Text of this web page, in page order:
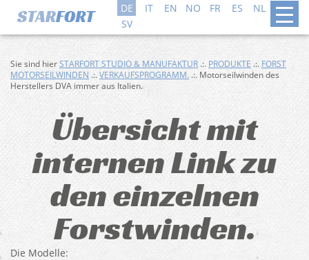
DE IT EN NO FR ES NL
DA
SV
Sie sind hierSTARFORT STUDIO & MANUFAKTUR .:. PRODUKTE .:. FORST
MOTORSEILWINDEN .:.VERKAUFSPROGRAMM. .:. Motorseilwinden des
Herstellers DVA immer aus Italien.
Übersicht mit
internen Link zu
den einzelnen
Forstwinden.
Die Modelle: